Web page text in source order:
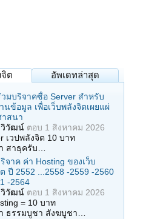
จิต อัพเดทล่าสุด
มบริจาคซื้อ Server สำหรับ
นข้อมูล เพื่อเว็บพลังจิตเผยแผ่
สนา
วิวัฒน์ ตอบ 1 สิงหาคม 2026
เวปพลังจิต 10 บาท
สาธุครับ…
จาค ค่า Hosting ของเว็บ
ปี 2552 ...2558 -2559 -2560
-2564
วิวัฒน์ ตอบ 1 สิงหาคม 2026
= 10 บาท
ธรรมบูชา สังฆบูชา…